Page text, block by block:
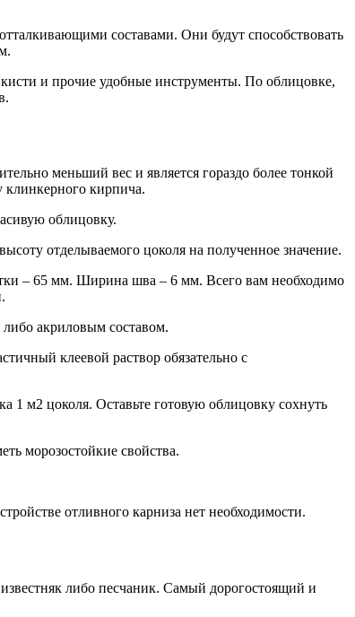
ми составами. Они будут способствовать
и прочие удобные инструменты. По облицовке,
меньший вес и является гораздо более тонкой
кирпича.
облицовку.
отделываемого цоколя на полученное значение.
– 65 мм. Ширина шва – 6 мм. Всего вам необходимо
акриловым составом.
клеевой раствор обязательно с
1 м2 цоколя. Оставьте готовую облицовку сохнуть
морозостойкие свойства.
отливного карниза нет необходимости.
либо песчаник. Самый дорогостоящий и